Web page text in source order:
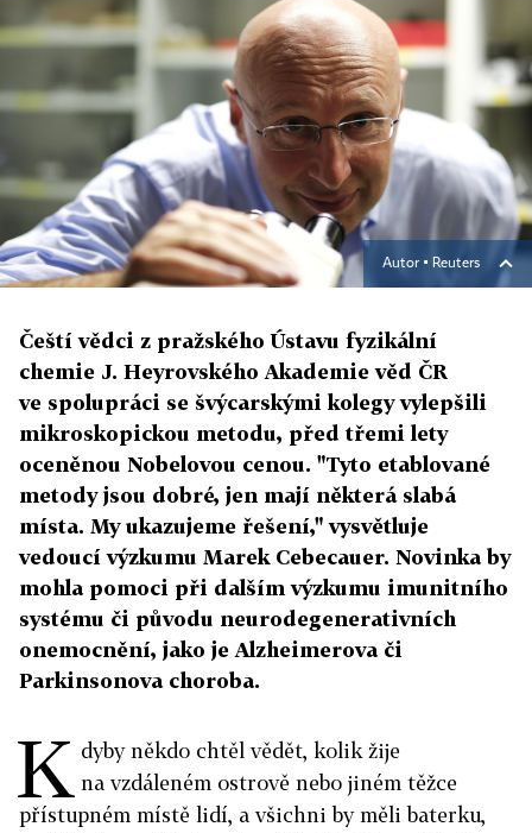
Autor ▪ Reuters
Čeští vědci z pražského Ústavu fyzikální
chemie J. Heyrovského Akademie věd ČR
ve spolupráci se švýcarskými kolegy vylepšili
mikroskopickou metodu, před třemi lety
oceněnou Nobelovou cenou. "Tyto etablované
metody jsou dobré, jen mají některá slabá
místa. My ukazujeme řešení," vysvětluje
vedoucí výzkumu Marek Cebecauer. Novinka by
mohla pomoci při dalším výzkumu imunitního
systému či původu neurodegenerativních
onemocnění, jako je Alzheimerova či
Parkinsonova choroba.
K dyby někdo chtěl vědět, kolik žije
na vzdáleném ostrově nebo jiném těžce
přístupném místě lidí, a všichni by měli baterku,